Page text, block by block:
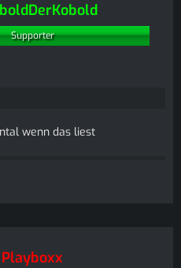
Supporter
wenn das liest
Playboxx